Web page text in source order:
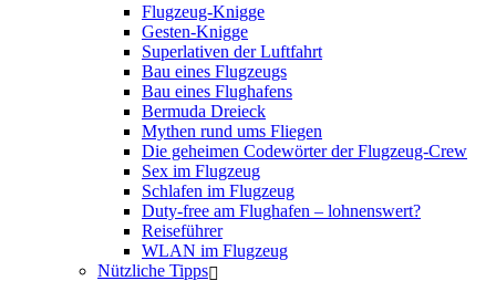
Flugzeug-Knigge
Gesten-Knigge
Superlativen der Luftfahrt
Bau eines Flugzeugs
Bau eines Flughafens
Bermuda Dreieck
Mythen rund ums Fliegen
Die geheimen Codewörter der Flugzeug-Crew
Sex im Flugzeug
Schlafen im Flugzeug
Duty-free am Flughafen – lohnenswert?
Reiseführer
WLAN im Flugzeug
Nützliche Tipps